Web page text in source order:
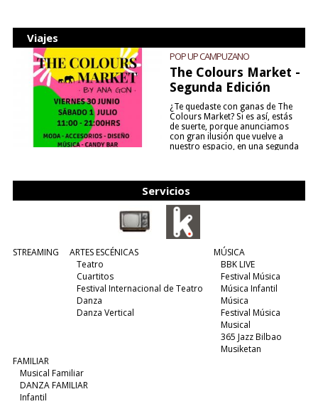
Viajes
POP UP CAMPUZANO
The Colours Market -
Segunda Edición
¿Te quedaste con ganas de The
Colours Market? Si es así, estás
de suerte, porque anunciamos
con gran ilusión que vuelve a
nuestro espacio, en una segunda
Servicios
STREAMING
ARTES ESCÉNICAS
Teatro
Cuartitos
Festival Internacional de Teatro
Danza
Danza Vertical
MÚSICA
BBK LIVE
Festival Música
Música Infantil
Música
Festival Música
Musical
365 Jazz Bilbao
Musiketan
FAMILIAR
Musical Familiar
DANZA FAMILIAR
Infantil